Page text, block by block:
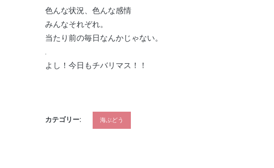
色んな状況、色んな感情
みんなそれぞれ。
当たり前の毎日なんかじゃない。
.
よし！今日もチバリマス！！
カテゴリー: 海ぶどう